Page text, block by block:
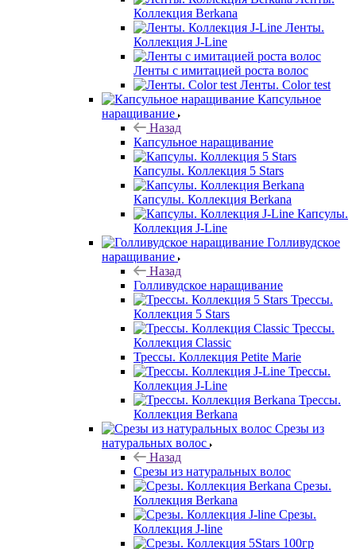
Коллекция Berkana
Ленты.
Коллекция J-Line
Ленты с имитацией роста волос
Ленты. Color test
Капсульное
наращивание
Назад
Капсульное наращивание
Капсулы. Коллекция 5 Stars
Капсулы. Коллекция Berkana
Капсулы.
Коллекция J-Line
Голливудское
наращивание
Назад
Голливудское наращивание
Трессы.
Коллекция 5 Stars
Трессы.
Коллекция Classic
Трессы. Коллекция Petite Marie
Трессы.
Коллекция J-Line
Трессы.
Коллекция Berkana
Срезы из
натуральных волос
Назад
Срезы из натуральных волос
Срезы.
Коллекция Berkana
Срезы.
Коллекция J-line